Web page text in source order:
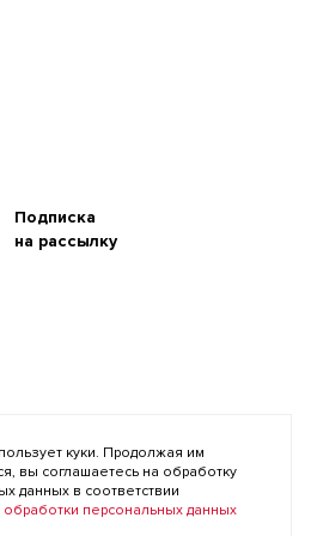
Подписка
на рассылку
куки. Продолжая им
вы соглашаетесь на обработку
данных в соответствии
обработки персональных данных